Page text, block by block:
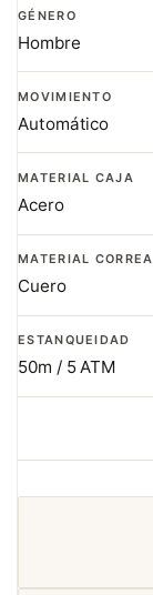
GÉNERO
Hombre
MOVIMIENTO
Automático
MATERIAL CAJA
Acero
MATERIAL CORREA
Cuero
ESTANQUEIDAD
50m / 5 ATM